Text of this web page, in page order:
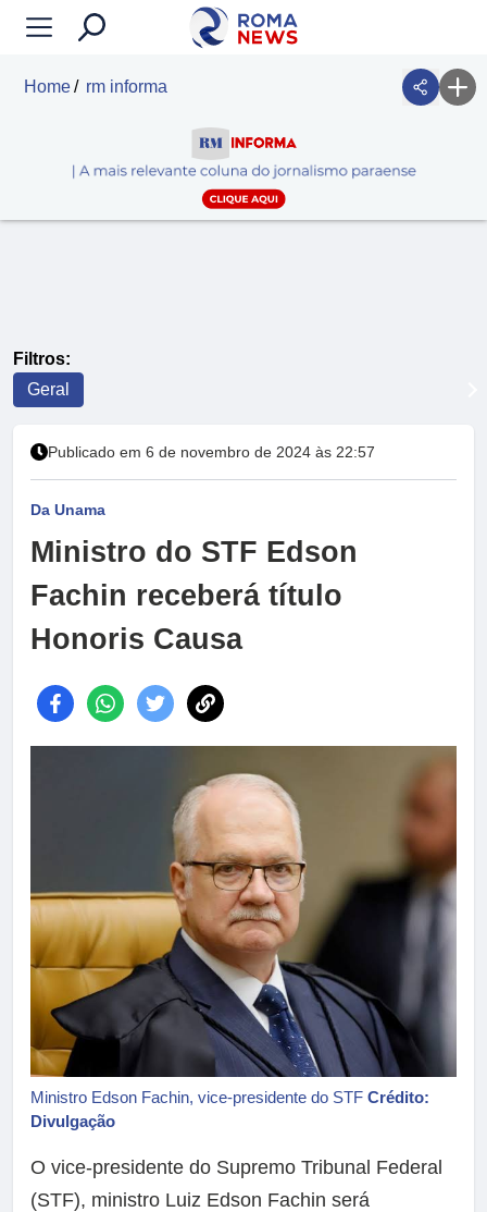
Home rm informa
Filtros:
Geral
Publicado em 6 de novembro de 2024 às 22:57
Da Unama
Ministro do STF Edson
Fachin receberá título
Honoris Causa
Ministro Edson Fachin, vice-presidente do STF Crédito:
Divulgação
O vice-presidente do Supremo Tribunal Federal
(STF), ministro Luiz Edson Fachin será